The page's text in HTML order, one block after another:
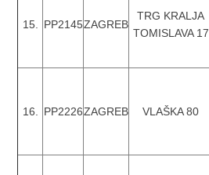
15. PP2145ZAGREB
TRG KRALJA
TOMISLAVA 17
16. PP2226ZAGREB VLAŠKA 80